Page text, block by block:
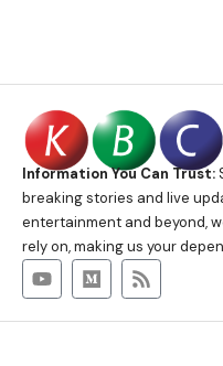
Information You Can Trust:
breaking stories and live
entertainment and beyond,
rely on, making us your